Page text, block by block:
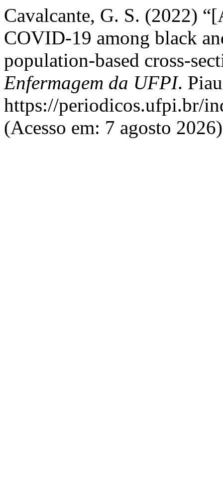
Cavalcante, G. S. (2022)
COVID-19 among black
population-based cross-
Enfermagem da UFPI.
https://periodicos.ufpi.br/
(Acesso em: 7 agosto